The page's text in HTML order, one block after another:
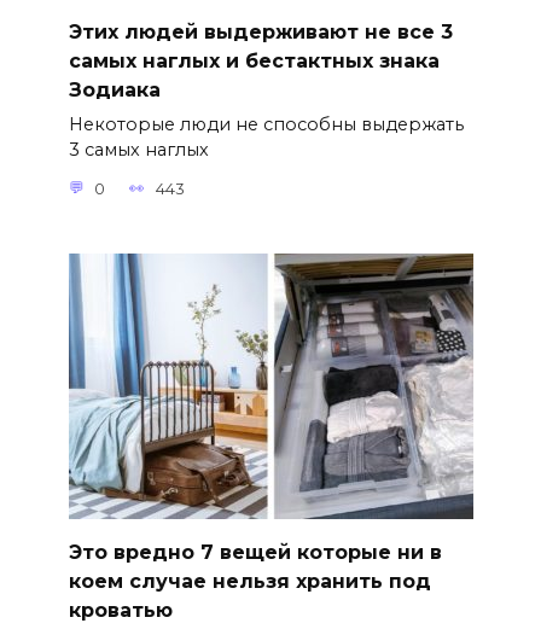
Этих людей выдерживают не все 3
самых наглых и бестактных знака
Зодиака
Некоторые люди не способны выдержать
3 самых наглых
0 443
Это вредно 7 вещей которые ни в
коем случае нельзя хранить под
кроватью